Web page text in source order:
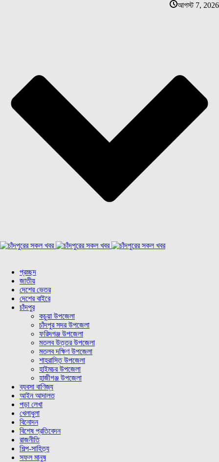
আগস্ট 7, 2026
প্রচ্ছদ
জাতীয়
দেশের ভেতর
দেশের বাইরে
চাঁদপুর
কচুয়া উপজেলা
চাঁদপুর সদর উপজেলা
ফরিদগঞ্জ উপজেলা
মতলব উত্তর উপজেলা
মতলব দক্ষিণ উপজেলা
শাহরাস্তি উপজেলা
হাইমচর উপজেলা
হাজীগঞ্জ উপজেলা
ব্যবসা বাণিজ্য
আইন আদালত
পড়া লেখা
খেলাধুলা
বিনোদন
বিশেষ প্রতিবেদন
রাজনীতি
শিল্প-সাহিত্য
সফল মানুষ